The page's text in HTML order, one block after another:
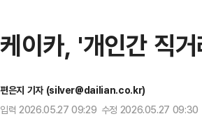
케이카, '개인간 직
편은지 기자 (silver@dailian.co.kr)
입력 2026.05.27 09:29 수정 2026.05.27 09:30